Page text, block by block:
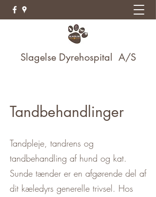
Slagelse Dyrehospital A/S
Tandbehandlinger
Tandpleje, tandrens og
tandbehandling af hund og kat.
Sunde tænder er en afgørende del af
dit kæledyrs generelle trivsel. Hos